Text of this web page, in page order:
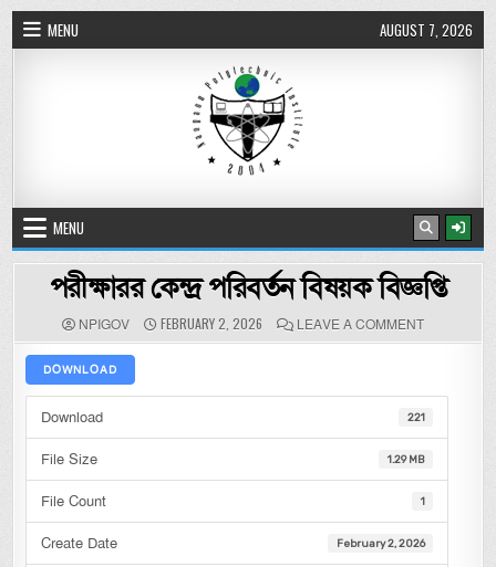
Skip to content
MENU AUGUST 7, 2026
MENU
পরীক্ষারর কেন্দ্র পরিবর্তন বিষয়ক বিজ্ঞপ্তি
AUTHOR:
NPIGOV PUBLISHED DATE:
FEBRUARY 2, 2026 LEAVE A COMMENTON পরীক্ষারর
DOWNLOAD
Download 221
File Size 1.29 MB
File Count 1
Create Date February 2, 2026